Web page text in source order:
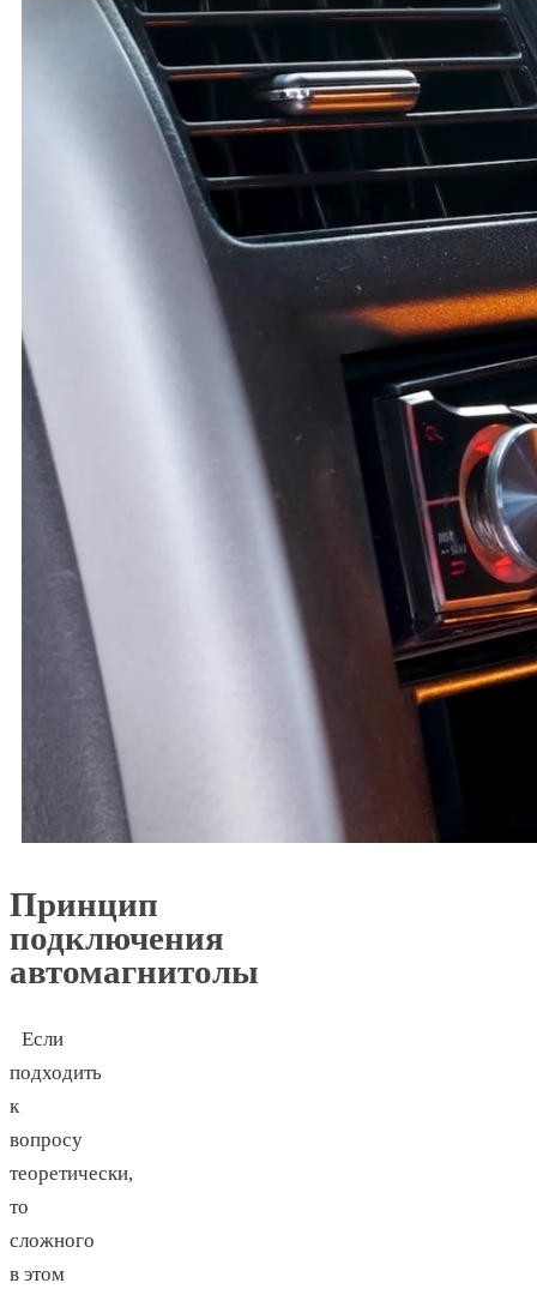
Принцип
подключения
автомагнитолы
Если
подходить
к
вопросу
теоретически,
то
сложного
в этом